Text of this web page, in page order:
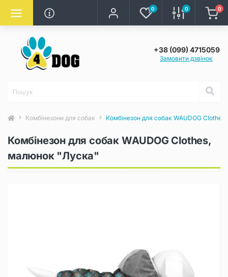
0 0 0
+38 (099) 4715059
Замовити дзвінок
Комбінезони для собак Комбінезон для собак WAUDOG
Комбінезон для собак WAUDOG Clothes,
малюнок "Луска"